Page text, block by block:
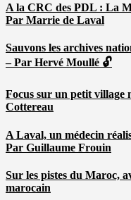
A la CRC des PDL : La
Par Marrie de Laval
Sauvons les archives
– Par Hervé Moullé 🔓
Focus sur un petit village
Cottereau
A Laval, un médecin
Par Guillaume Frouin
Sur les pistes du Maroc,
marocain